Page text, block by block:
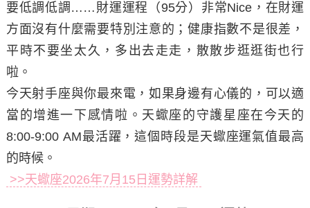
要低調低調……財運運程（95分）非常Nice，在財運
方面沒有什麼需要特別注意的；健康指數不是很差，
平時不要坐太久，多出去走走，散散步逛逛街也行
啦。
今天射手座與你最來電，如果身邊有心儀的，可以適
當的增進一下感情啦。天蠍座的守護星座在今天的
8:00-9:00 AM最活躍，這個時段是天蠍座運氣值最高
的時候。
>>天蠍座2026年7月15日運勢詳解